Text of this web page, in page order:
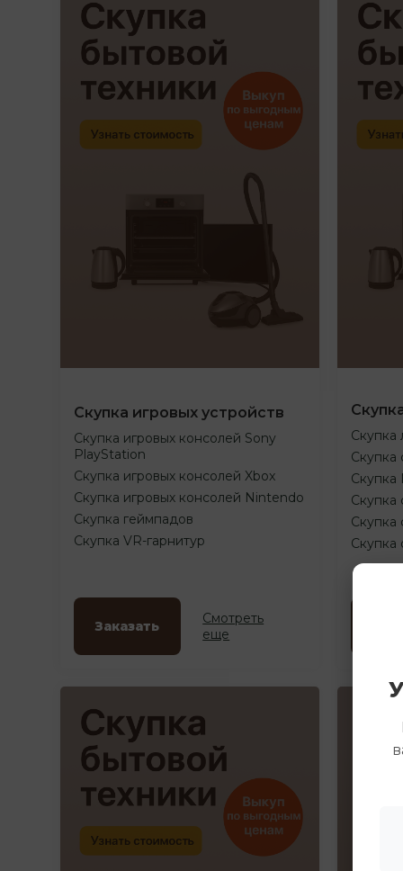
Скупка игровых устройств
Скупка игровых консолей Sony
PlayStation
Скупка игровых консолей Xbox
Скупка игровых консолей Nintendo
Скупка геймпадов
Скупка VR-гарнитур
Заказать
Смотреть
еще
Скупка
Скупка
Скупка
Скупка
Скупка